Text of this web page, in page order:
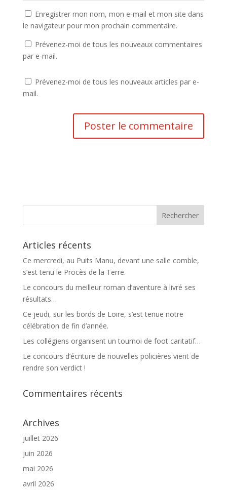
Enregistrer mon nom, mon e-mail et mon site dans
le navigateur pour mon prochain commentaire.
Prévenez-moi de tous les nouveaux commentaires
par e-mail.
Prévenez-moi de tous les nouveaux articles par e-
mail.
Articles récents
Ce mercredi, au Puits Manu, devant une salle comble,
s’est tenu le Procès de la Terre.
Le concours du meilleur roman d’aventure à livré ses
résultats…
Ce jeudi, sur les bords de Loire, s’est tenue notre
célébration de fin d’année.
Les collégiens organisent un tournoi de foot caritatif…
Le concours d’écriture de nouvelles policières vient de
rendre son verdict !
Commentaires récents
Archives
juillet 2026
juin 2026
mai 2026
avril 2026